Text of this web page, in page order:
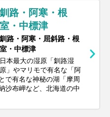
釧路・阿寒・根
室・中標津
釧路・阿寒・屈斜路・根
室・中標津
日本最大の湿原「釧路湿
原」やマリモで有名な「阿
で有名な神秘の湖「摩周
沙布岬など、北海道の中